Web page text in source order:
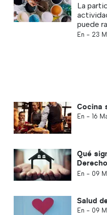
La
puede
En - 23
Cocina
En - 16
Qué
En - 09
Salud
En - 09